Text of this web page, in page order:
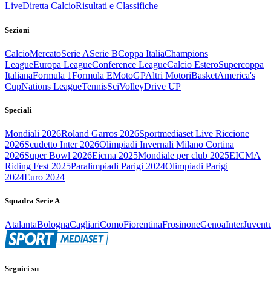
LiveDiretta CalcioRisultati e Classifiche
Sezioni
CalcioMercatoSerie ASerie BCoppa ItaliaChampions
LeagueEuropa LeagueConference LeagueCalcio EsteroSupercoppa
ItalianaFormula 1Formula EMotoGPAltri MotoriBasketAmerica's
CupNations LeagueTennisSciVolleyDrive UP
Speciali
Mondiali 2026Roland Garros 2026Sportmediaset Live Riccione
2026Scudetto Inter 2026Olimpiadi Invernali Milano Cortina
2026Super Bowl 2026Eicma 2025Mondiale per club 2025EICMA
Riding Fest 2025Paralimpiadi Parigi 2024Olimpiadi Parigi
2024Euro 2024
Squadra Serie A
AtalantaBolognaCagliariComoFiorentinaFrosinoneGenoaInter
Seguici su